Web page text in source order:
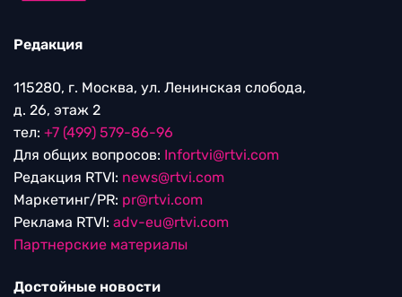
Редакция
115280, г. Москва, ул. Ленинская слобода,
д. 26, этаж 2
тел: +7 (499) 579-86-96
Для общих вопросов: Infortvi@rtvi.com
Редакция RTVI: news@rtvi.com
Маркетинг/PR: pr@rtvi.com
Реклама RTVI: adv-eu@rtvi.com
Партнерские материалы
Достойные новости